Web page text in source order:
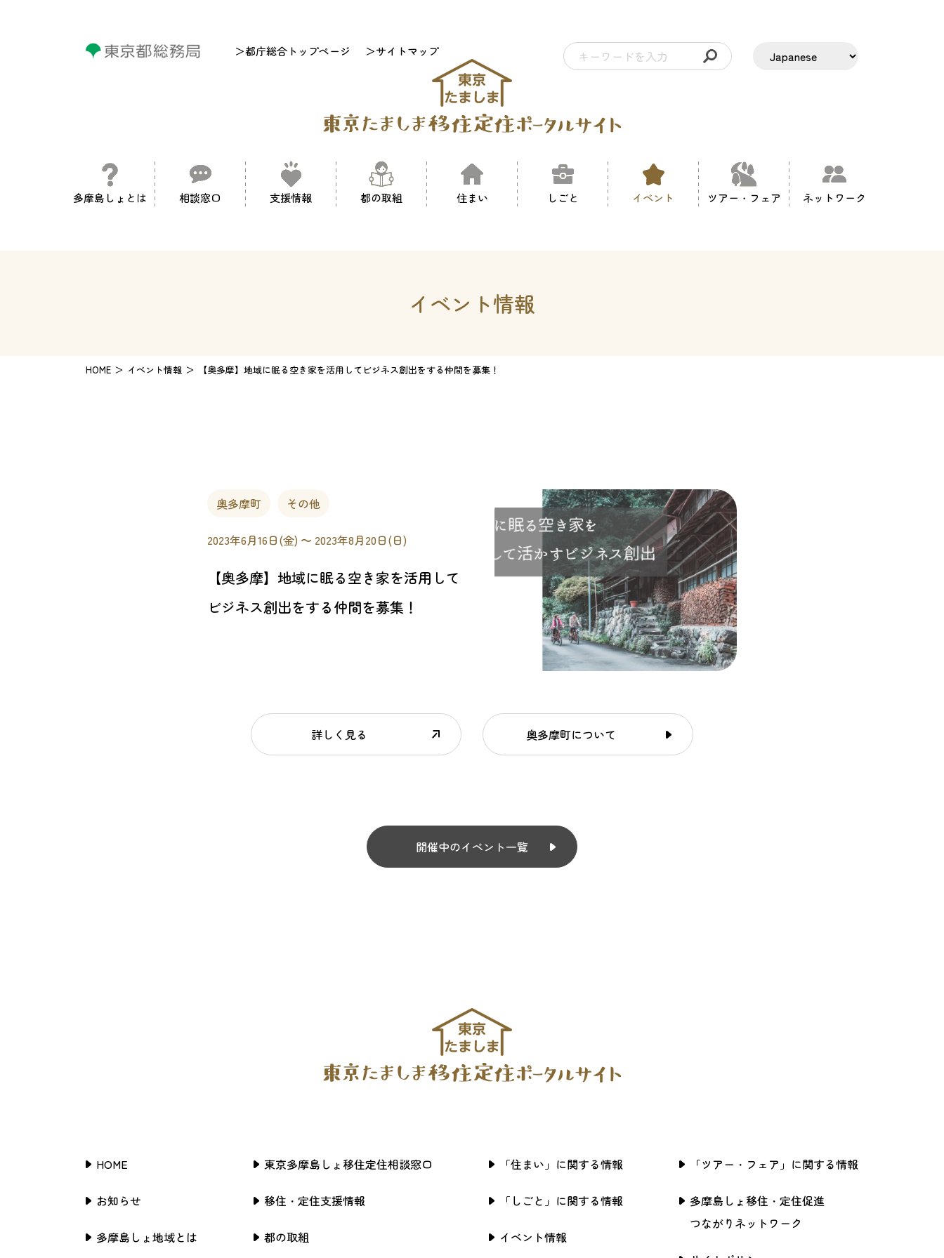
＞都庁総合トップページ ＞サイトマップ
多摩島しょとは 相談窓口 支援情報 都の取組 住まい しごと イベント ツアー・フェア ネットワーク
イベント情報
HOME イベント情報 【奥多摩】地域に眠る空き家を活用してビジネス創出をする仲間を募集！
奥多摩町 その他
2023年6月16日(金) 〜 2023年8月20日(日)
【奥多摩】地域に眠る空き家を活用して
ビジネス創出をする仲間を募集！
詳しく見る 奥多摩町について
開催中のイベント一覧
HOME
お知らせ
多摩島しょ地域とは
東京多摩島しょ移住定住相談窓口
移住・定住支援情報
都の取組
「住まい」に関する情報
「しごと」に関する情報
イベント情報
「ツアー・フェア」に関する情報
多摩島しょ移住・定住促進
つながりネットワーク